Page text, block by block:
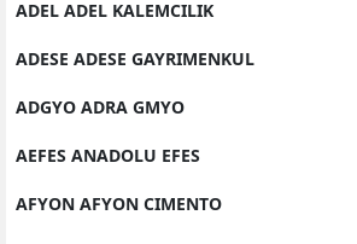
ADEL ADEL KALEMCILIK
ADESE ADESE GAYRIMENKUL
ADGYO ADRA GMYO
AEFES ANADOLU EFES
AFYON AFYON CIMENTO